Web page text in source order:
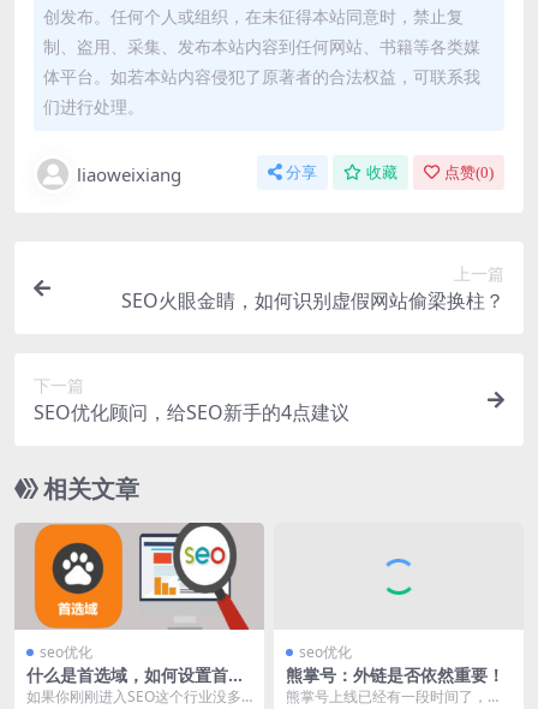
创发布。任何个人或组织，在未征得本站同意时，禁止复
制、盗用、采集、发布本站内容到任何网站、书籍等各类媒
体平台。如若本站内容侵犯了原著者的合法权益，可联系我
们进行处理。
liaoweixiang 分享 收藏 点赞(0)
上一篇
SEO火眼金睛，如何识别虚假网站偷梁换柱？
下一篇
SEO优化顾问，给SEO新手的4点建议
相关文章
seo优化
什么是首选域，如何设置首选
域，有利于SEO？
如果你刚刚进入SEO这个行业没多
seo优化
熊掌号：外链是否依然重要！
熊掌号上线已经有一段时间了，在